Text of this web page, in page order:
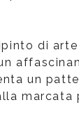
di arte
un
marcata